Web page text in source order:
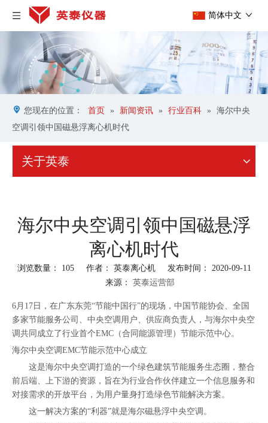
简体中文
您现在的位置： 首页 » 新闻资讯 » 行业百科 »
海尔中央
空调引领中国磁悬浮离心机时代
关于英泰
海尔中央空调引领中国磁悬浮
离心机时代
浏览数量： 105作者： 英泰离心机 发布时间： 2020-09-11
来源： 英泰运营部
["facebook","twitter","line","wechat","linkedin","pinterest","whatsapp"]
6月17日，在广东东莞“节能中国行”的现场，中国节能协会、全国
多家节能服务公司、中央空调用户、供应商负责人，与海尔中央空
调共同成立了行业首个EMC（合同能源管理）节能示范中心。
海尔中央空调EMC节能示范中心成立
这是海尔中央空调打造的一个绿色建筑节能服务生态圈，整合
前后端、上下游的资源，旨在为行业合作伙伴建立一个信息服务和
对接需求的开放平台，为用户量身打造绿色节能解决方案。
这一解决方案的“利器”就是海尔磁悬浮中央空调。